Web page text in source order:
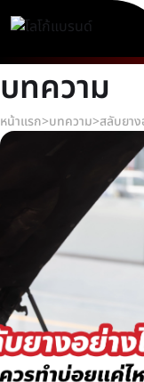
บทความ
หน้าแรก>บทความ>